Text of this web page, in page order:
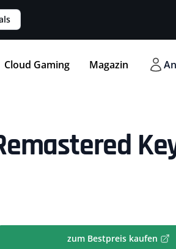
Cloud Gaming Magazin
zum Bestpreis kaufen